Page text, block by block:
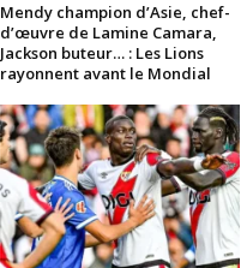
Mendy champion d’Asie, chef-
d’œuvre de Lamine Camara,
Jackson buteur… : Les Lions
rayonnent avant le Mondial